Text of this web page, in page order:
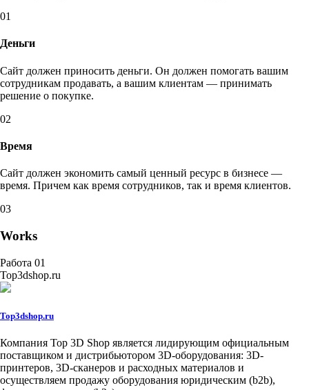
01
Деньги
Сайт должен приносить деньги. Он должен помогать вашим
сотрудникам продавать, а вашим клиентам — принимать
решение о покупке.
02
Время
Сайт должен экономить самый ценный ресурс в бизнесе —
время. Причем как время сотрудников, так и время клиентов.
03
Works
Работа 01
Top3dshop.ru
Top3dshop.ru
Компания Top 3D Shop является лидирующим официальным
поставщиком и дистрибьютором 3D-оборудования: 3D-
принтеров, 3D-сканеров и расходных материалов и
осуществляем продажу оборудования юридическим (b2b),